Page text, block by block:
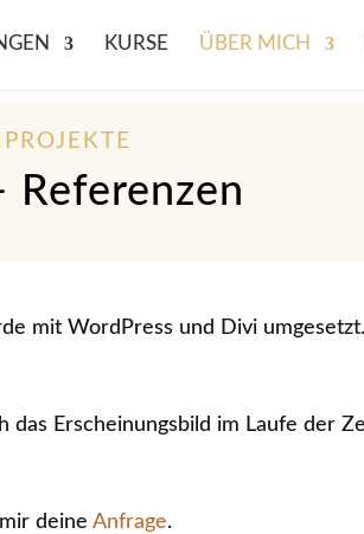
KURSE ÜBER MICH
Referenzen
mit WordPress und Divi umgesetzt.
das Erscheinungsbild im Laufe der
mir deineAnfrage.